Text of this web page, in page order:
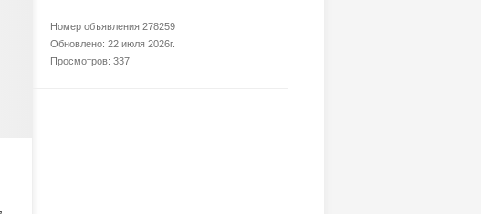
Номер объявления 278259
Обновлено: 22 июля 2026г.
Просмотров: 337